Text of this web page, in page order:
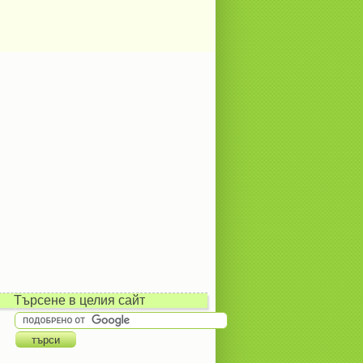
Търсене в целия сайт